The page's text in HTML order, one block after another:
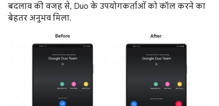
बदलाव की वजह से, Duo के उपयोगकर्ताओं को कॉल करने का
बेहतर अनुभव मिला.